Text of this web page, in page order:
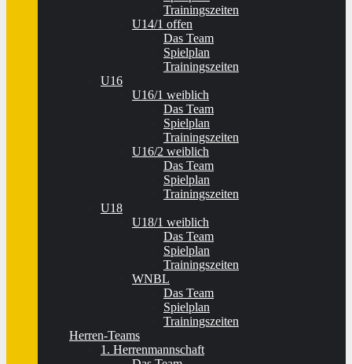
Trainingszeiten
U14/1 offen
Das Team
Spielplan
Trainingszeiten
U16
U16/1 weiblich
Das Team
Spielplan
Trainingszeiten
U16/2 weiblich
Das Team
Spielplan
Trainingszeiten
U18
U18/1 weiblich
Das Team
Spielplan
Trainingszeiten
WNBL
Das Team
Spielplan
Trainingszeiten
Herren-Teams
1. Herrenmannschaft